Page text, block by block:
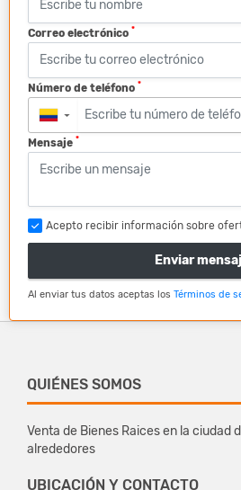
Correo electrónico *
Número de teléfono *
▼
Mensaje *
Acepto recibir información sobre
Enviar
Al enviar tus datos aceptas los Términos de
QUIÉNES SOMOS
Venta de Bienes Raices en la ciudad
alrededores
UBICACIÓN Y CONTACTO